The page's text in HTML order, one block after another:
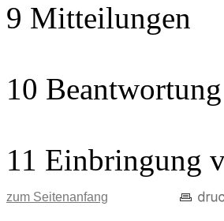
9 Mitteilungen
10
11 Einbringung
zum Seitenanfang